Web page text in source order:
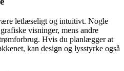
letlæseligt og intuitivt. Nogle
visninger, mens andre
Hvis du planlægger at
kan design og lysstyrke også